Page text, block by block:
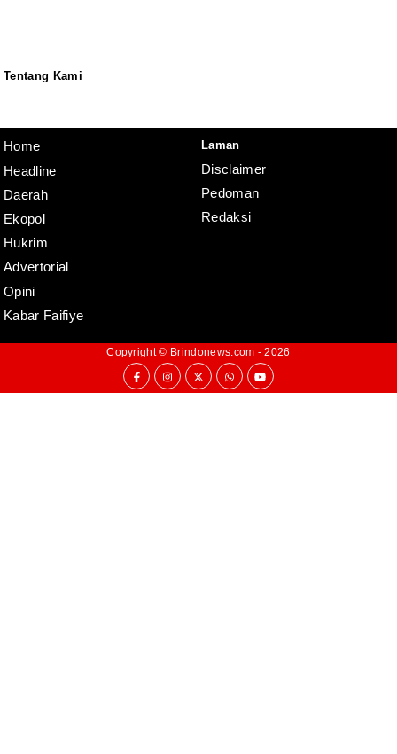
Tentang Kami
Home
Headline
Daerah
Ekopol
Hukrim
Advertorial
Opini
Kabar Faifiye
Laman
Disclaimer
Pedoman
Redaksi
Copyright © Brindonews.com - 2026